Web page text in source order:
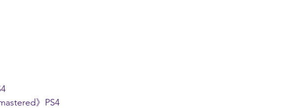
》PS4